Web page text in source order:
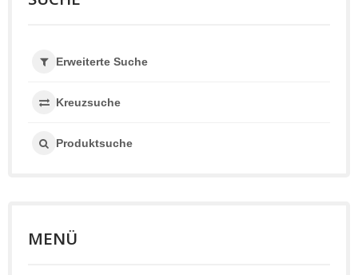
Erweiterte Suche
Kreuzsuche
Produktsuche
MENÜ